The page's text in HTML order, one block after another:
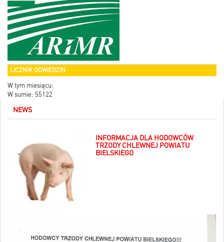
LICZNIK ODWIEDZIN
W tym miesiącu:
W sumie: 55122
NEWS
INFORMACJA DLA HODOWCÓW
TRZODY CHLEWNEJ POWIATU
BIELSKIEGO